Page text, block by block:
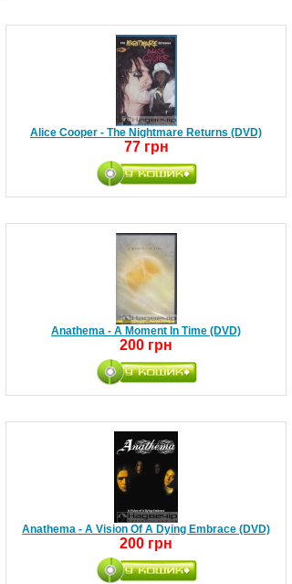
Alice Cooper - The Nightmare Returns (DVD)
77 грн
Anathema - A Moment In Time (DVD)
200 грн
Anathema - A Vision Of A Dying Embrace (DVD)
200 грн